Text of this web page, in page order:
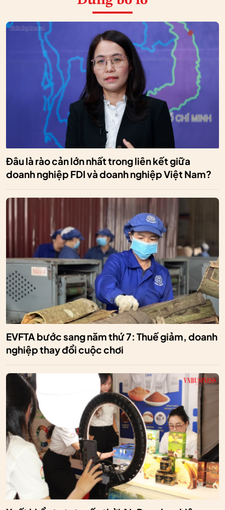
Đâu là rào cản lớn nhất trong liên kết giữa
doanh nghiệp FDI và doanh nghiệp Việt Nam?
EVFTA bước sang năm thứ 7: Thuế giảm, doanh
nghiệp thay đổi cuộc chơi